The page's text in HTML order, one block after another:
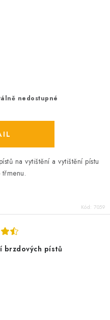
nedostupné
na vytištění a vytištění pístu
Kód: 7059
brzdových pístů